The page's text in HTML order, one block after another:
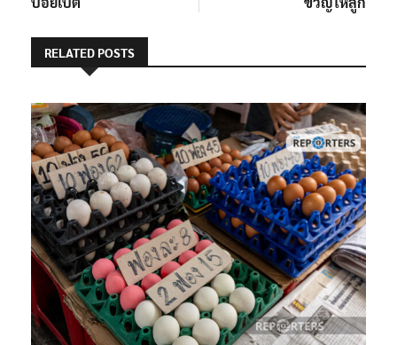
RELATED POSTS